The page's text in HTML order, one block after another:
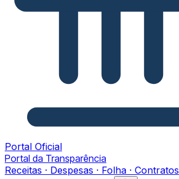
Portal Oficial
Portal da Transparência
Receitas · Despesas · Folha · Contratos